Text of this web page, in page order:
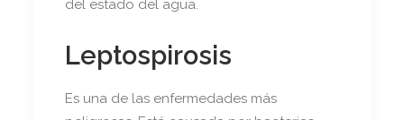
del estado del agua.
Leptospirosis
Es una de las enfermedades más